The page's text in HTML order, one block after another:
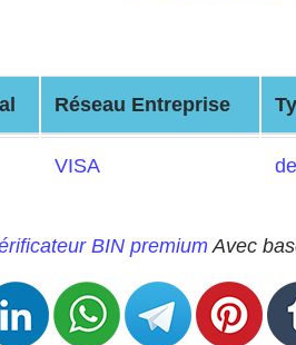
Réseau Entreprise
VISA
BIN premiumAvec